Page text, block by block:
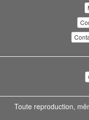
Toute reproduction,